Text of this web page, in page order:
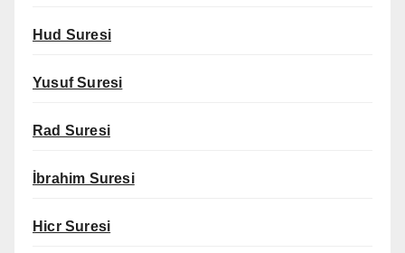
Hud Suresi
Yusuf Suresi
Rad Suresi
İbrahim Suresi
Hicr Suresi